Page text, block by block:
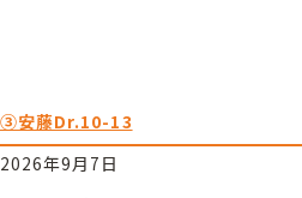
③安藤Dr.10-13
2026年9月7日